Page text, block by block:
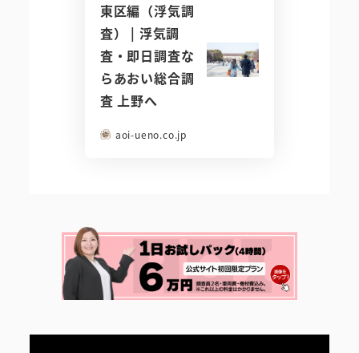
東区編（浮気調
査） | 浮気調
査・即日調査な
らあおい総合調
査 上野へ
aoi-ueno.co.jp